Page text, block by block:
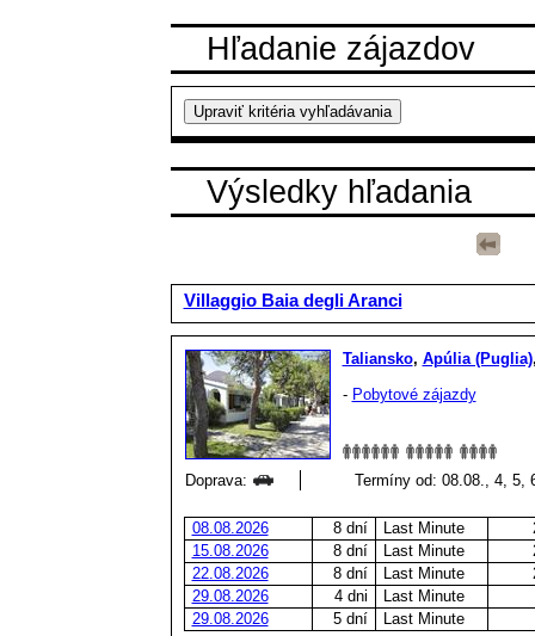
Hľadanie zájazdov
Výsledky hľadania
Villaggio Baia degli Aranci
Taliansko, Apúlia (Puglia)
- Pobytové zájazdy
Doprava: Termíny od: 08.08., 4, 5,
08.08.2026 8 dní Last Minute
15.08.2026
8 dní Last Minute
22.08.2026
8 dní Last Minute
29.08.2026
4 dni
Last Minute
29.08.2026
5 dní Last Minute